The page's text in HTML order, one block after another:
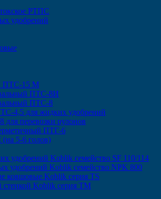
РТПС
удобрений
ПТС-15 М
ПТС-8И
ПТС-8
4,5 для жидких удобрений
перевозки рулонов
ПТГ-6
5-6 голов)
удобрений Koblik семейство SF 110/114
удобрений Koblik семейство NPK 800
ковшовые Koblik серия TS
Koblik серия TM